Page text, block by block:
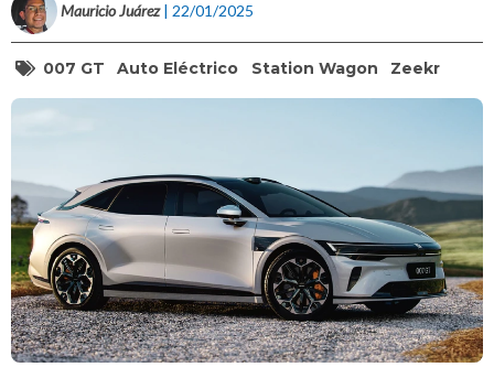
Mauricio Juárez | 22/01/2025
007 GT Auto Eléctrico Station Wagon Zeekr